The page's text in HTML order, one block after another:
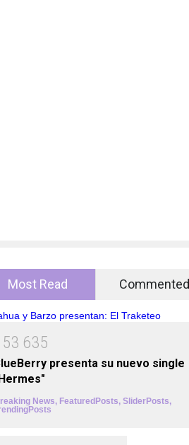
Most Read Commented
53 635
presenta su nuevo single
News, FeaturedPosts, SliderPosts,